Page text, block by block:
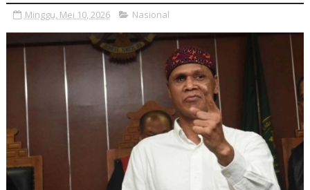
Minggu, Mei 10, 2026 Nasional